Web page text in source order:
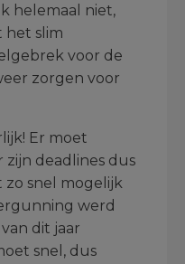
helemaal niet,
het slim
voor de
zorgen voor
Er moet
deadlines dus
zo snel mogelijk
werd
dit jaar
snel, dus